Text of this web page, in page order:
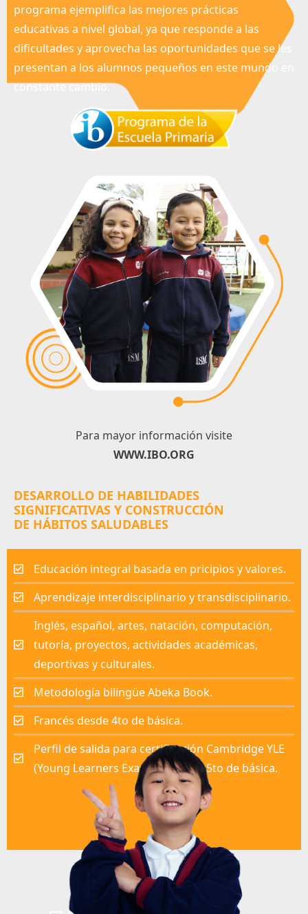
programa ejemplifica las mejores prácticas
educativas a nivel global, ya que responde a las
dificultades y aprovecha las oportunidades que se les
presentan a los alumnos pequeños en este mundo en
constante cambio.
Para mayor información visite
WWW.IBO.ORG
DESARROLLO DE HABILIDADES
SIGNIFICATIVAS Y CONSTRUCCIÓN
DE HÁBITOS SALUDABLES
Educación integral basada en pricipios y valores.
Aprendizaje interdisciplinario y transdisciplinario.
Inglés, español, artes, natación, computación,
tutoría, proyectos, actividades académicas,
deportivas y culturales.
Metodología bilingüe Abeka Book.
Francés desde 4to de básica.
Perfil de salida para certificación Cambridge YLE
(Young Learners Exams) en 3ro y 5to de básica.